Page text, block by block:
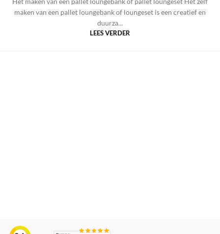
maken van een pallet loungebank of loungeset is een creatief en
duurza...
LEES VERDER